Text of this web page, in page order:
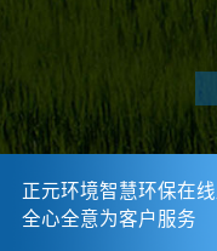
正元环境智慧环保在
全心全意为客户服务